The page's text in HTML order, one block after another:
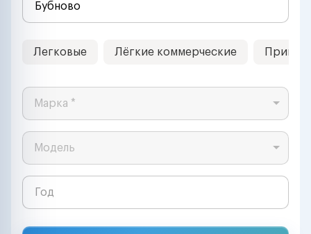
Легковые Лёгкие коммерческие
Марка *
Модель